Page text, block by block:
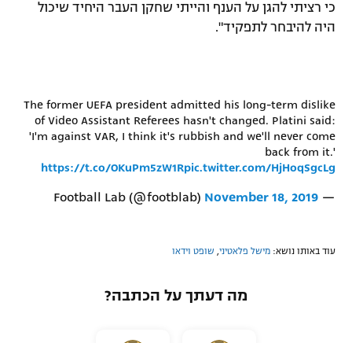
כי רציתי להגן על הענף והייתי שחקן העבר היחיד שיכול
היה להיבחר לתפקיד".
The former UEFA president admitted his long-term dislike
of Video Assistant Referees hasn't changed. Platini said:
'I'm against VAR, I think it's rubbish and we'll never come
back from it.'
https://t.co/OKuPm5zW1Rpic.twitter.com/HjHoqSgcLg
— Football Lab (@footblab)
November 18, 2019
עוד באותו נושא: מישל פלאטיני, שופט וידאו
מה דעתך על הכתבה?